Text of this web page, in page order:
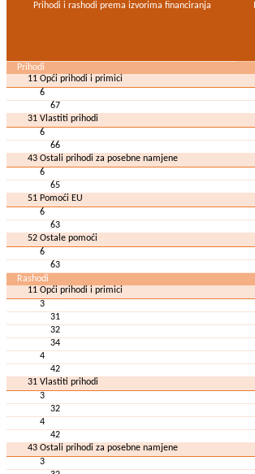
Prihodi i rashodi prema izvorima financiranja
Prihodi
11 Opći prihodi i primici
6
67
31 Vlastiti prihodi
6
66
43 Ostali prihodi za posebne namjene
6
65
51 Pomoći EU
6
63
52 Ostale pomoći
6
63
Rashodi
11 Opći prihodi i primici
3
31
32
34
4
42
31 Vlastiti prihodi
3
32
4
42
43 Ostali prihodi za posebne namjene
3